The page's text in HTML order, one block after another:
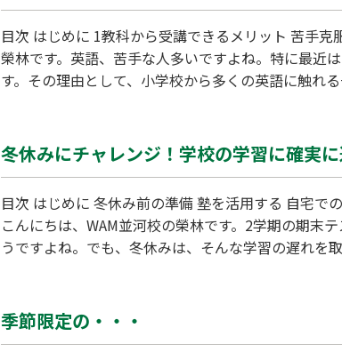
目次 はじめに 1教科から受講できるメリット 苦手克服のポイント ある生徒さんの事例 最後に まとめ はじめに こんにちは、WAM並河校の
榮林です。英語、苦手な人多いですよね。特に最近
す。その理由として、小学校から多くの英語に触れ
冬休みにチャレンジ！学校の学習に確実
目次 はじめに 冬休み前の準備 塾を活用する 自宅での計画的な学習 休息も必要 冬休みの振り返りと新学期への準備 最後に まとめ はじめに
こんにちは、WAM並河校の榮林です。2学期の期
うですよね。でも、冬休みは、そんな学習の遅れを
季節限定の・・・